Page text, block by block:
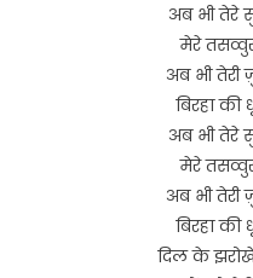
अब भी तेरे
मेरे
अब भी
बिरहा की
अब भी तेरे
मेरे
अब भी
बिरहा की
दिल के